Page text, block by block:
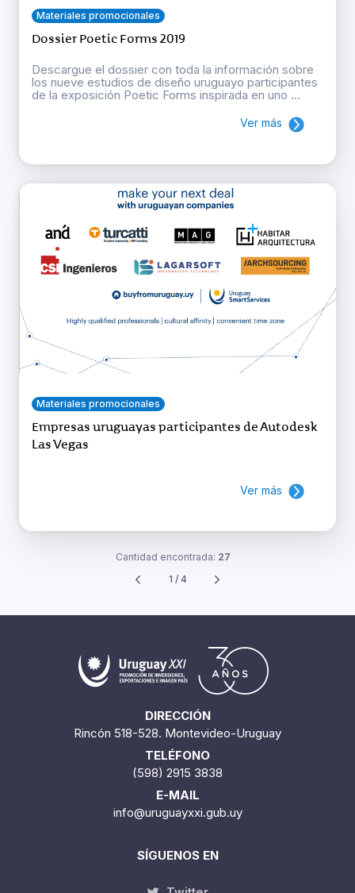
Materiales promocionales
Dossier Poetic Forms 2019
Descargue el dossier con toda la información sobre
los nueve estudios de diseño uruguayo participantes
de la exposición Poetic Forms inspirada en uno ...
Ver más
Materiales promocionales
Empresas uruguayas participantes de Autodesk
Las Vegas
Ver más
Cantidad encontrada: 27
1 / 4
DIRECCIÓN
Rincón 518-528. Montevideo-Uruguay
TELÉFONO
(598) 2915 3838
E-MAIL
info@uruguayxxi.gub.uy
SÍGUENOS EN